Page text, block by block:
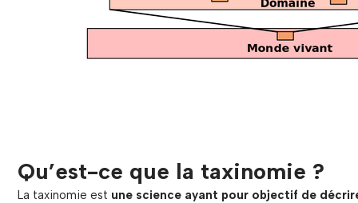
Qu’est-ce que la taxinomie ?
La taxinomie est une science ayant pour objectif de